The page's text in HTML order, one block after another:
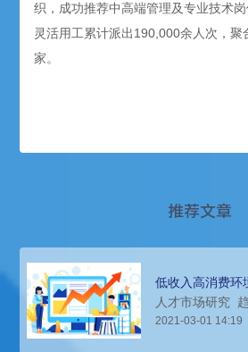
织，成功推荐中高端管理及专业技术
灵活用工累计派出190,000余人次，
家。
推荐文章
低收入高消费环
才招聘和薪酬趋
人才市场研究
2021-03-01 14:19